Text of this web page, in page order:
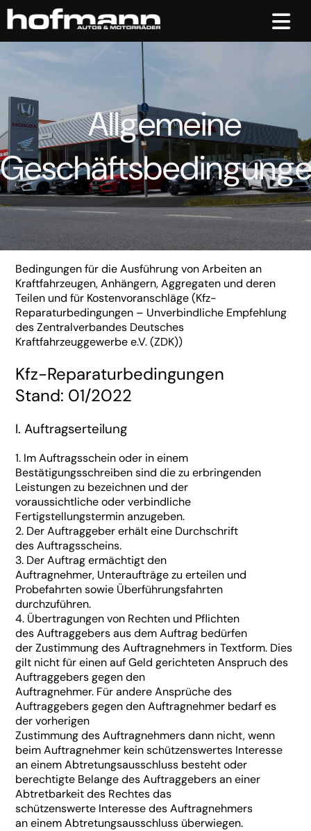
Automobile
Motorräder & Roller
Kontakt & Öffnungszeiten
Kontakt & Öffnungszeiten
Allgemeine
Bedingungen für die Ausführung von Arbeiten an
Kraftfahrzeugen, Anhängern, Aggregaten und deren
Teilen und für Kostenvoranschläge (Kfz-
Reparaturbedingungen – Unverbindliche Empfehlung
des Zentralverbandes Deutsches
Kraftfahrzeuggewerbe e.V. (ZDK))
Kfz-Reparaturbedingungen
Stand: 01/2022
I. Auftragserteilung
1. Im Auftragsschein oder in einem
Bestätigungsschreiben sind die zu erbringenden
Leistungen zu bezeichnen und der
voraussichtliche oder verbindliche
Fertigstellungstermin anzugeben.
2. Der Auftraggeber erhält eine Durchschrift
des Auftragsscheins.
3. Der Auftrag ermächtigt den
Auftragnehmer, Unteraufträge zu erteilen und
Probefahrten sowie Überführungsfahrten
durchzuführen.
4. Übertragungen von Rechten und Pflichten
des Auftraggebers aus dem Auftrag bedürfen
der Zustimmung des Auftragnehmers in Textform. Dies
gilt nicht für einen auf Geld gerichteten Anspruch des
Auftraggebers gegen den
Auftragnehmer. Für andere Ansprüche des
Auftraggebers gegen den Auftragnehmer bedarf es
der vorherigen
Zustimmung des Auftragnehmers dann nicht, wenn
beim Auftragnehmer kein schützenswertes Interesse
an einem Abtretungsausschluss besteht oder
berechtigte Belange des Auftraggebers an einer
Abtretbarkeit des Rechtes das
schützenswerte Interesse des Auftragnehmers
an einem Abtretungsausschluss überwiegen.